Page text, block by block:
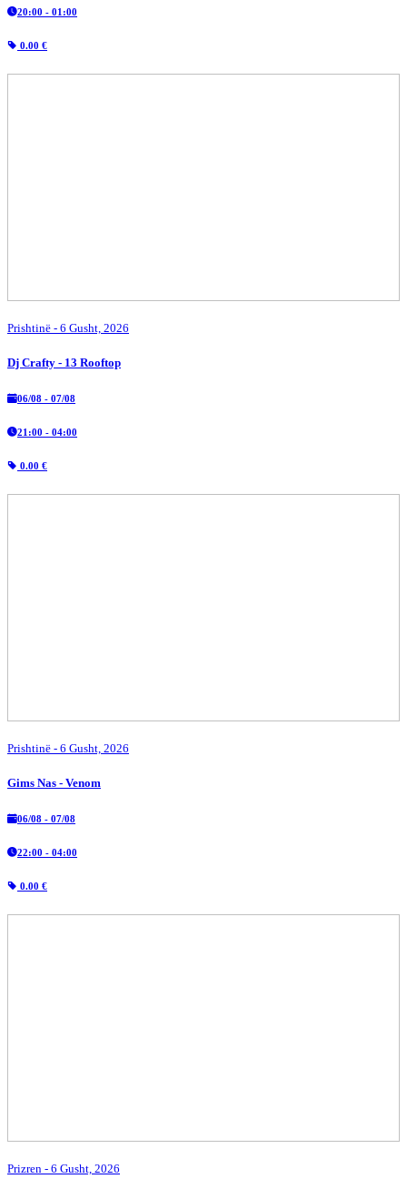
20:00 - 01:00
0.00 €
Prishtinë - 6 Gusht, 2026
Dj Crafty - 13 Rooftop
06/08 - 07/08
21:00 - 04:00
0.00 €
Prishtinë - 6 Gusht, 2026
Gims Nas - Venom
06/08 - 07/08
22:00 - 04:00
0.00 €
Prizren - 6 Gusht, 2026